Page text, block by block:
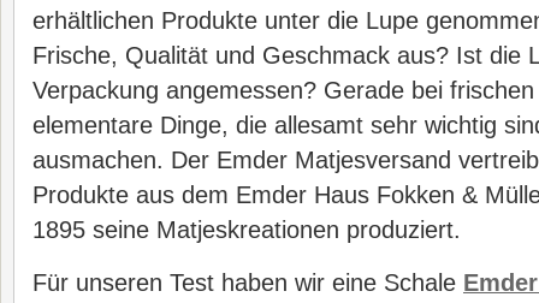
erhältlichen Produkte unter die Lupe
Frische, Qualität und Geschmack aus? Ist die
Verpackung angemessen? Gerade bei
elementare Dinge, die allesamt sehr wichtig
ausmachen. Der Emder Matjesversand
Produkte aus dem Emder Haus Fokken &
1895 seine Matjeskreationen produziert.
Für unseren Test haben wir eine Schale